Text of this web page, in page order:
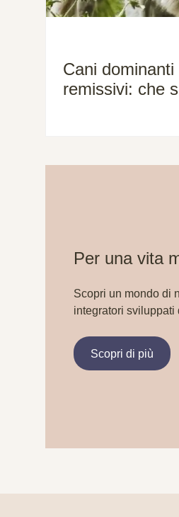
Cani dominanti
remissivi: che
Per una vita
Scopri un mondo di
integratori sviluppati
Scopri di più